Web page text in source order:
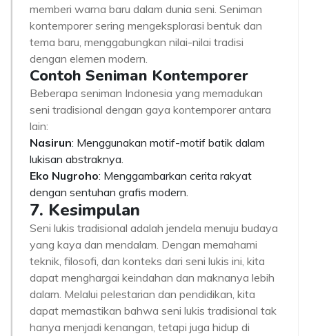
memberi warna baru dalam dunia seni. Seniman
kontemporer sering mengeksplorasi bentuk dan
tema baru, menggabungkan nilai-nilai tradisi
dengan elemen modern.
Contoh Seniman Kontemporer
Beberapa seniman Indonesia yang memadukan
seni tradisional dengan gaya kontemporer antara
lain:
Nasirun: Menggunakan motif-motif batik dalam
lukisan abstraknya.
Eko Nugroho: Menggambarkan cerita rakyat
dengan sentuhan grafis modern.
7. Kesimpulan
Seni lukis tradisional adalah jendela menuju budaya
yang kaya dan mendalam. Dengan memahami
teknik, filosofi, dan konteks dari seni lukis ini, kita
dapat menghargai keindahan dan maknanya lebih
dalam. Melalui pelestarian dan pendidikan, kita
dapat memastikan bahwa seni lukis tradisional tak
hanya menjadi kenangan, tetapi juga hidup di